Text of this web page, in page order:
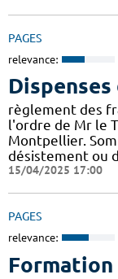
PAGES
relevance:
règlement des
l'ordre de Mr le
Montpellier.
désistement ou
15/04/2025 17:00
PAGES
relevance: